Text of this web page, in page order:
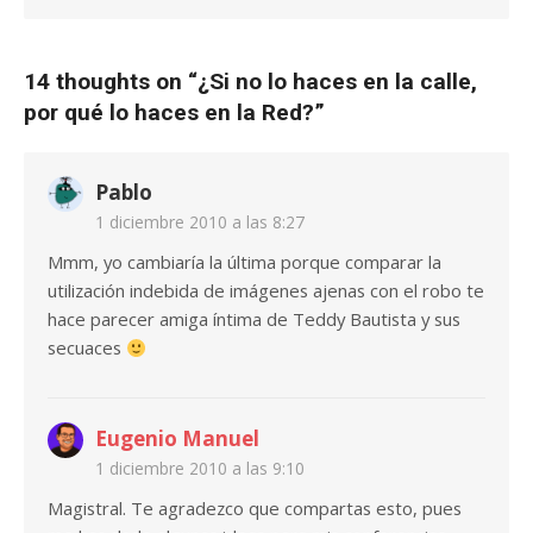
14 thoughts on “¿Si no lo haces en la calle,
por qué lo haces en la Red?”
Pablo
1 diciembre 2010 a las 8:27
Mmm, yo cambiaría la última porque comparar la
utilización indebida de imágenes ajenas con el robo te
hace parecer amiga íntima de Teddy Bautista y sus
secuaces
Eugenio Manuel
1 diciembre 2010 a las 9:10
Magistral. Te agradezco que compartas esto, pues